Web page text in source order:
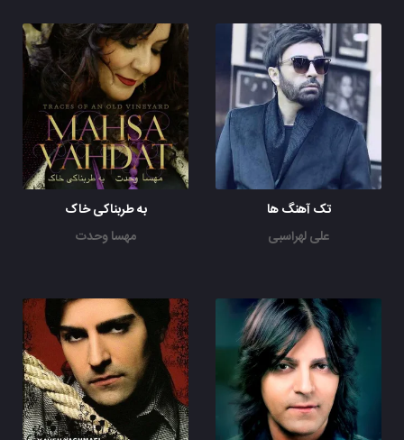
تک آهنگ ها
علی لهراسبی
به طربناکی خاک
مهسا وحدت